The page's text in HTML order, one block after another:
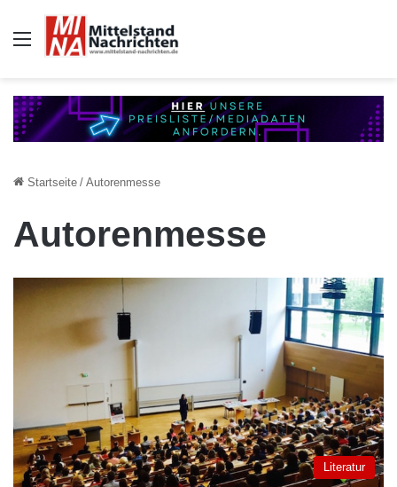
Auswahl
Startseite / Autorenmesse
Autorenmesse
Literatur